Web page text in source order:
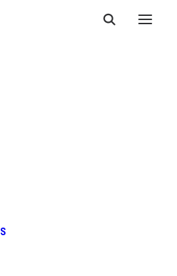
NOS CONSEILS
EN VACANCES
SÉCURITÉ